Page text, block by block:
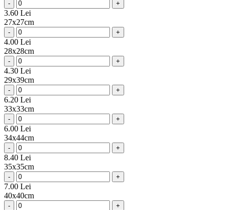
- +
3.60 Lei
27x27cm
- +
4.00 Lei
28x28cm
- +
4.30 Lei
29x39cm
- +
6.20 Lei
33x33cm
- +
6.00 Lei
34x44cm
- +
8.40 Lei
35x35cm
- +
7.00 Lei
40x40cm
- +